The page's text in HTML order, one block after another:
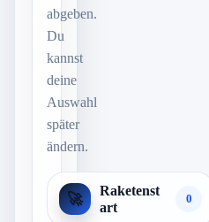
abgeben.
Du
kannst
deine
Auswahl
später
ändern.
🚀
Raketenst
art
0